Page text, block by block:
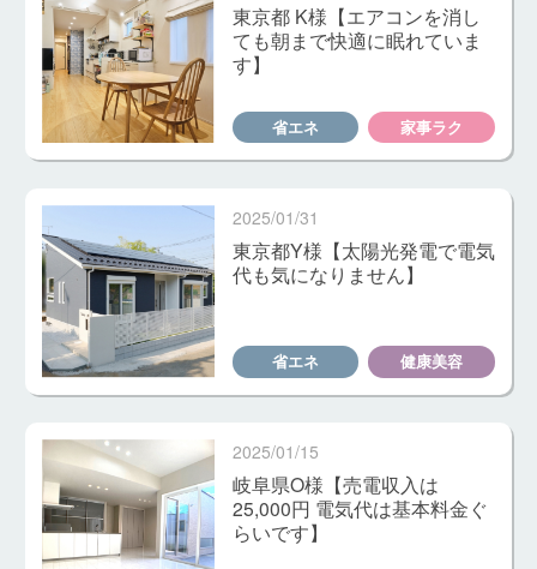
東京都 K様【エアコンを消し
ても朝まで快適に眠れていま
す】
省エネ 家事ラク
2025/01/31
東京都Y様【太陽光発電で電気
代も気になりません】
省エネ 健康美容
2025/01/15
岐阜県O様【売電収入は
25,000円 電気代は基本料金ぐ
らいです】